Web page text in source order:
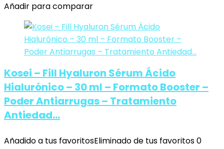
Añadir para comparar
Kosei – Fill Hyaluron Sérum Ácido
Hialurónico – 30 ml – Formato Booster –
Poder Antiarrugas – Tratamiento
Antiedad…
Añadido a tus favoritosEliminado de tus favoritos0